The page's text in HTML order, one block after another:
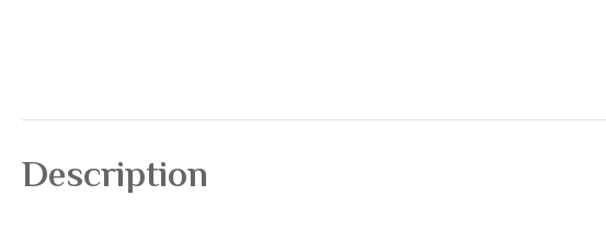
Description